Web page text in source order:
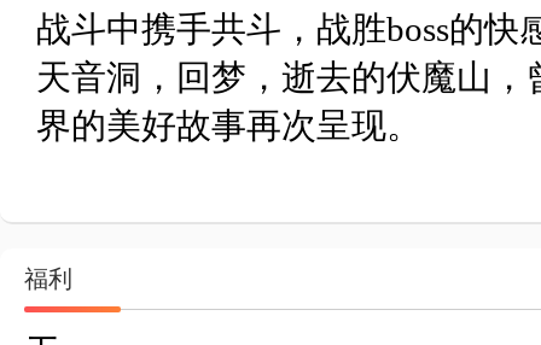
战斗中携手共斗，战胜boss的
天音洞，回梦，逝去的伏魔山
界的美好故事再次呈现。
福利